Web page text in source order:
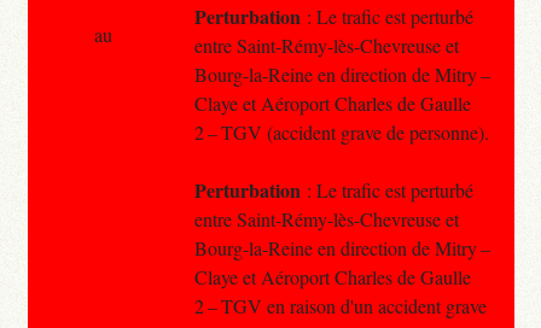
Perturbation : Le trafic est perturbé
entre Saint-Rémy-lès-Chevreuse et
Bourg-la-Reine en direction de Mitry –
Claye et Aéroport Charles de Gaulle
2 – TGV (accident grave de personne).
Perturbation : Le trafic est perturbé
entre Saint-Rémy-lès-Chevreuse et
Bourg-la-Reine en direction de Mitry –
Claye et Aéroport Charles de Gaulle
2 – TGV en raison d'un accident grave
au